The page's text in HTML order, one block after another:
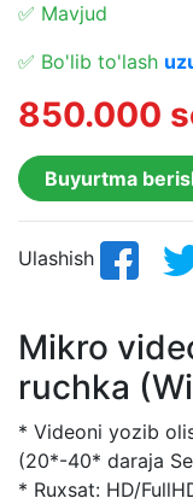
✅ Mavjud
✅ Bo'lib to'lash
850.000
Buyurtma
Ulashish
Mikro
ruchka
* Videoni yozib
(20*-40* daraja
* Ruxsat: HD/